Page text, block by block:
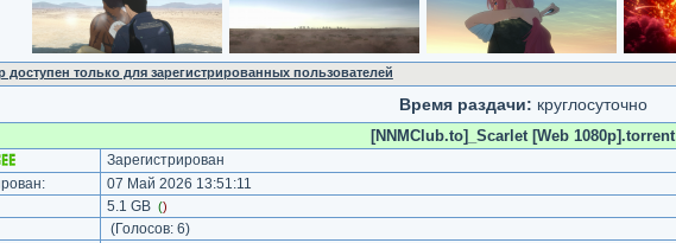
доступен только для зарегистрированных пользователей
Время раздачи: круглосуточно
[NNMClub.to]_Scarlet [Web 1080p].torrent
Зарегистрирован
07 Май 2026 13:51:11
5.1 GB ()
(Голосов: 6)